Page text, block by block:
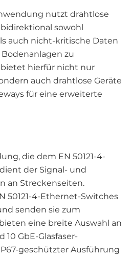
nutzt drahtlose
sowohl
auch nicht-kritische Daten
zu
hierfür nicht nur
auch drahtlose Geräte
für eine erweiterte
die dem EN 50121-4-
der Signal- und
an Streckenseiten.
50121-4-Ethernet-Switches
senden sie zum
eine breite Auswahl an
GbE-Glasfaser-
geschützter Ausführung